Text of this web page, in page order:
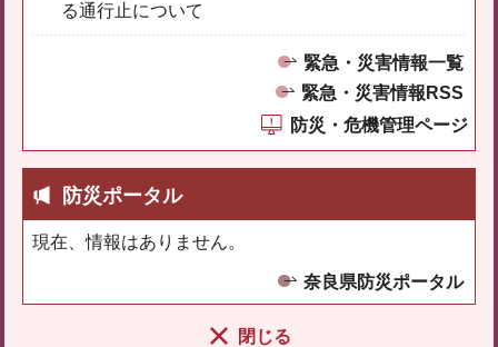
る通行止について
緊急・災害情報一覧
緊急・災害情報RSS
防災・危機管理ページ
防災ポータル
現在、情報はありません。
奈良県防災ポータル
閉じる